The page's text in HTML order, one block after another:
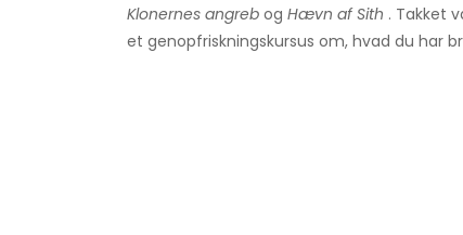
Klonernes angreb og Hævn af Sith . Takket
et genopfriskningskursus om, hvad du har